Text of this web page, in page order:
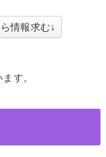
情報求む↓
す。